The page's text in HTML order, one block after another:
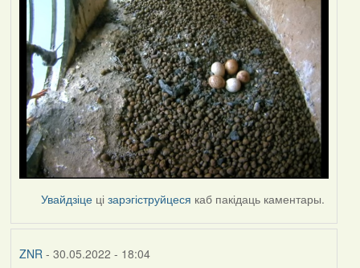
Увайдзіце цізарэгіструйцеся каб пакідаць каментары.
ZNR - 30.05.2022 - 18:04